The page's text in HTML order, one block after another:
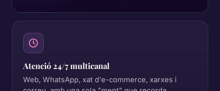
Atenció 24/7 multicanal
Web, WhatsApp, xat d'e-commerce, xarxes i